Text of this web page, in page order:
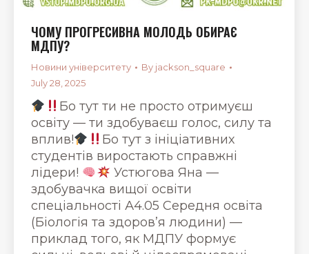
ЧОМУ ПРОГРЕСИВНА МОЛОДЬ ОБИРАЄ
МДПУ?
Новини університету By jackson_square
July 28, 2025
Бо тут ти не просто отримуєш
освіту — ти здобуваєш голос, силу та
вплив!
Бо тут з ініціативних
студентів виростають справжні
лідери!
Устюгова Яна —
здобувачка вищої освіти
спеціальності А4.05 Середня освіта
(Біологія та здоров’я людини) —
приклад того, як МДПУ формує